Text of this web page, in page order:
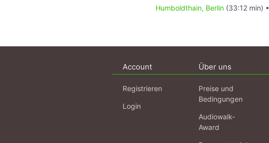
Humboldthain, Berlin (33:12 min) •
Account
Registrieren
Login
Über uns
Preise und
Bedingungen
Audiowalk-
Award